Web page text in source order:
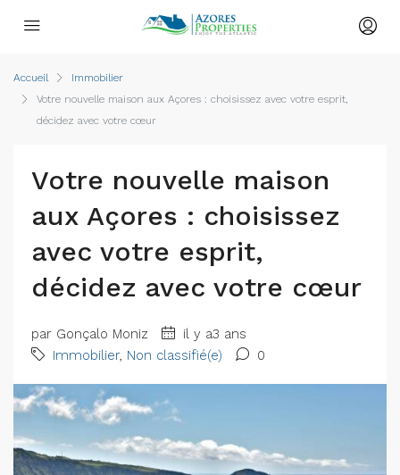
Accueil
Immobilier
Votre nouvelle maison aux Açores : choisissez avec votre esprit,
décidez avec votre cœur
Votre nouvelle maison
aux Açores : choisissez
avec votre esprit,
décidez avec votre cœur
par Gonçalo Moniz
il y a3 ans
Immobilier, Non classifié(e) 0